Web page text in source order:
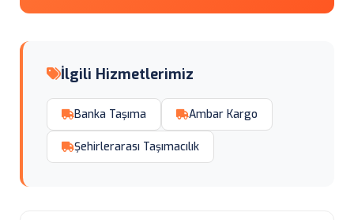
İlgili Hizmetlerimiz
Banka Taşıma Ambar Kargo
Şehirlerarası Taşımacılık